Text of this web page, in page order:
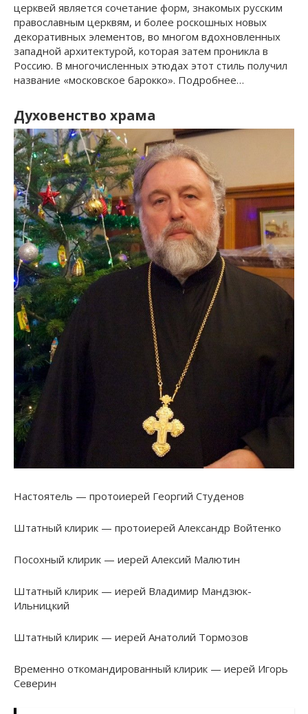
церквей является сочетание форм, знакомых русским
православным церквям, и более роскошных новых
декоративных элементов, во многом вдохновленных
западной архитектурой, которая затем проникла в
Россию. В многочисленных этюдах этот стиль получил
название «московское барокко». Подробнее…
Духовенство храма
Настоятель — протоиерей Георгий Студенов
Штатный клирик — протоиерей Александр Войтенко
Посохный клирик — иерей Алексий Малютин
Штатный клирик — иерей Владимир Мандзюк-
Ильницкий
Штатный клирик — иерей Анатолий Тормозов
Временно откомандированный клирик — иерей Игорь
Северин